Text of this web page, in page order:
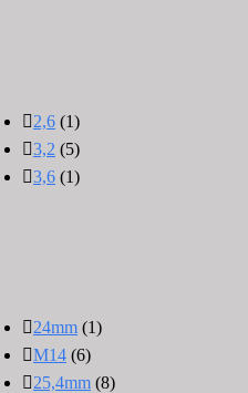
2,6 (1)
3,2 (5)
3,6 (1)
24mm (1)
M14 (6)
25,4mm (8)